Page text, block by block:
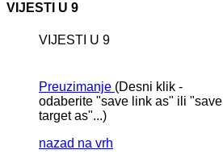
VIJESTI U 9
VIJESTI U 9
Preuzimanje (Desni klik -
odaberite "save link as" ili "save
target as"...)
nazad na vrh